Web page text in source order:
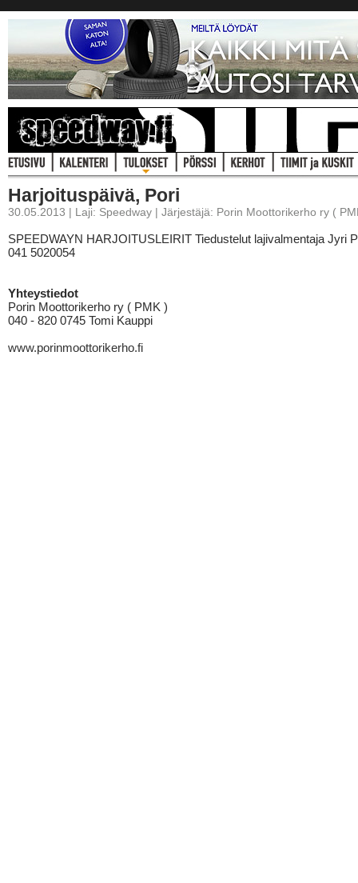
Harjoituspäivä, Pori
30.05.2013 | Laji: Speedway | Järjestäjä: Porin Moottorikerho ry (
SPEEDWAYN HARJOITUSLEIRIT Tiedustelut lajivalmentaja Jyri
041 5020054
Yhteystiedot
Porin Moottorikerho ry ( PMK )
040 - 820 0745 Tomi Kauppi
www.porinmoottorikerho.fi